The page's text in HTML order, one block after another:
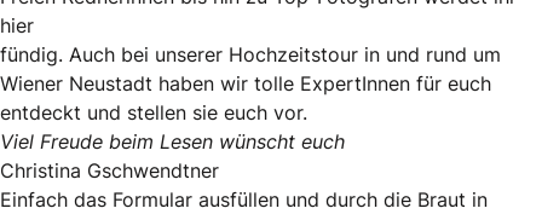
hier
fündig. Auch bei unserer Hochzeitstour in und rund um
Wiener Neustadt haben wir tolle ExpertInnen für euch
entdeckt und stellen sie euch vor.
Viel Freude beim Lesen wünscht euch
Christina Gschwendtner
Einfach das Formular ausfüllen und durch die Braut in